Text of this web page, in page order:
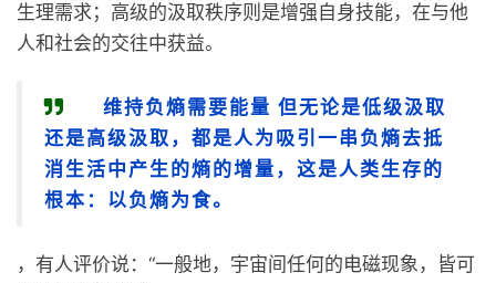
生理需求；高级的汲取秩序则是增强自身技能，在与他
人和社会的交往中获益。
维持负熵需要能量 但无论是低级汲取
还是高级汲取，都是人为吸引一串负熵去抵
消生活中产生的熵的增量，这是人类生存的
根本：以负熵为食。
，有人评价说：“一般地，宇宙间任何的电磁现象，皆可